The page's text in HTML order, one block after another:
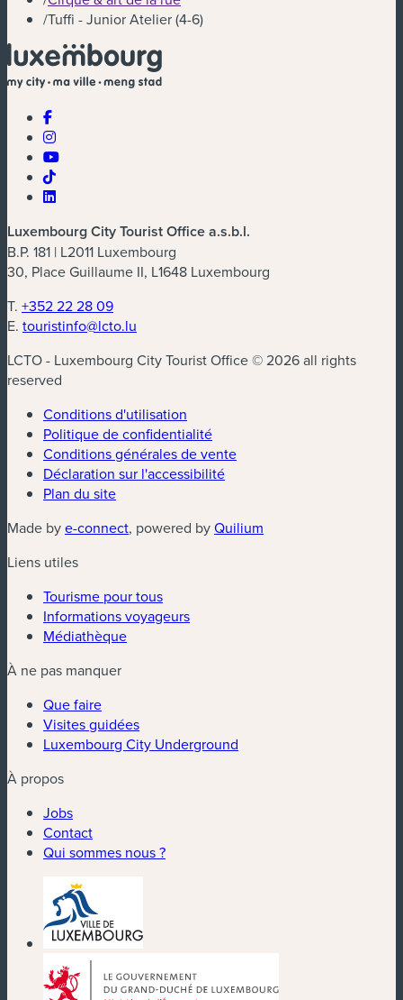
/Tuffi - Junior Atelier (4-6)
Luxembourg City Tourist Office a.s.b.l.
B.P. 181 | L2011 Luxembourg
30, Place Guillaume II, L1648 Luxembourg
T. +352 22 28 09
E. touristinfo@lcto.lu
LCTO - Luxembourg City Tourist Office © 2026 all rights
reserved
Conditions d'utilisation
Politique de confidentialité
Conditions générales de vente
Déclaration sur l'accessibilité
Plan du site
Made bye-connect(nouvelle fenêtre)
, powered byQuilium
Liens utiles
Tourisme pour tous
Informations voyageurs
Médiathèque
À ne pas manquer
Que faire
Visites guidées
Luxembourg City Underground
À propos
Jobs
Contact
Qui sommes nous ?